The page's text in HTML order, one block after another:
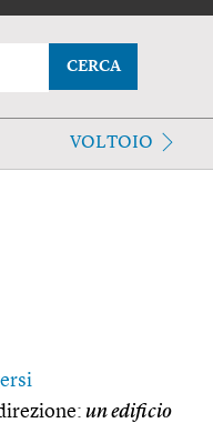
CERCA
VOLTOIO
un edificio